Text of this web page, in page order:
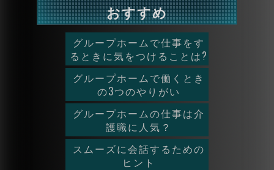
おすすめ
グループホームで仕事をす
るときに気をつけることは?
グループホームで働くとき
の3つのやりがい
グループホームの仕事は介
護職に人気？
スムーズに会話するための
ヒント